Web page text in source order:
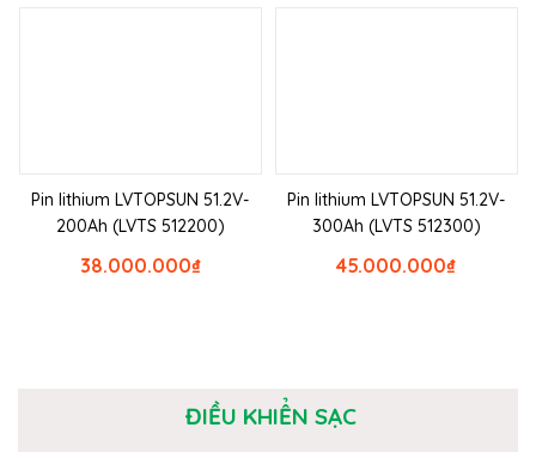
Pin lithium LVTOPSUN 51.2V-
200Ah (LVTS 512200)
₫
38.000.000
Pin lithium LVTOPSUN 51.2V-
300Ah (LVTS 512300)
₫
45.000.000
ĐIỀU KHIỂN SẠC